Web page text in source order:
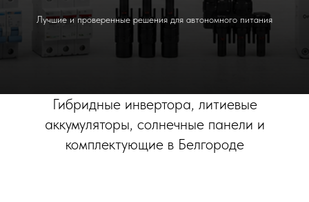
Лучшие и проверенные решения для автономного питания
Гибридные инвертора, литиевые
аккумуляторы, солнечные панели и
комплектующие в Белгороде